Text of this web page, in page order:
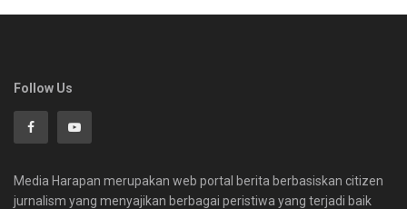
Follow Us
Media Harapan merupakan web portal berita berbasiskan citizen
jurnalism yang menyajikan berbagai peristiwa yang terjadi baik